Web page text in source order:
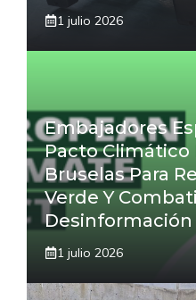
1 julio 2026
Embajadores
Pacto Climático
Bruselas Para
Verde Y
Desinformación
1 julio 2026